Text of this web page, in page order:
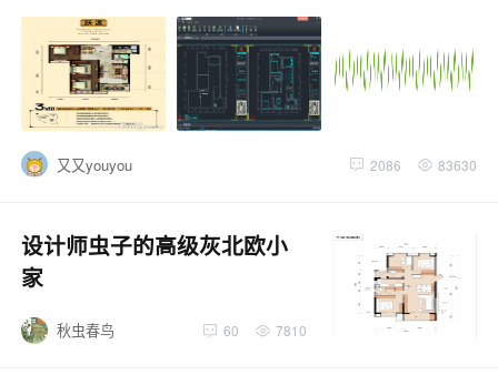
又又youyou 2086 83630
设计师虫子的高级灰北欧小
家
秋虫春鸟 60 7810